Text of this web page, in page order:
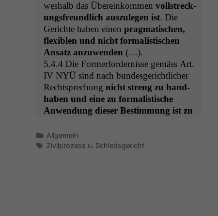
weshalb das Übereinkom­men voll­streck­
ungs­fre­undlich auszule­gen ist. Die
Gerichte haben einen prag­ma­tis­chen,
flex­i­blen und nicht for­mal­is­tis­chen
Ansatz anzuwen­den (…).
5.4.4 Die For­mer­fordernisse gemäss Art.
IV NYÜ sind nach bun­des­gerichtlich­er
Recht­sprechung nicht streng zu hand­
haben und eine zu for­mal­is­tis­che
Anwen­dung dieser Bes­tim­mung ist zu
Kategorien
Allgemein
Schlagwörter
Zivilprozess u. Schiedsgericht